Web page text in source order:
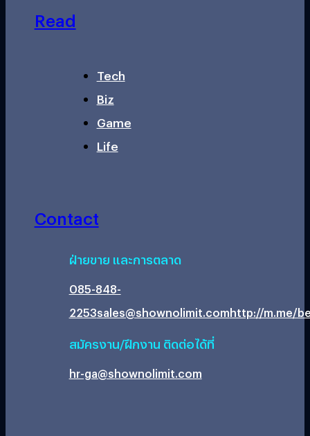
Read
Tech
Biz
Game
Life
Contact
ฝ่ายขาย และการตลาด
085-848-
2253sales@shownolimit.comhttp://m.me/
สมัครงาน/ฝึกงาน ติดต่อได้ที่
hr-ga@shownolimit.com